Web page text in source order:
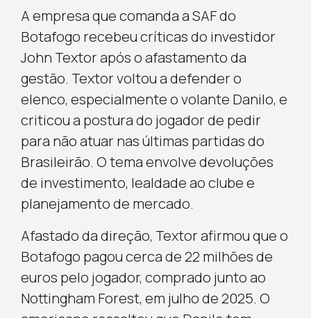
A empresa que comanda a SAF do
Botafogo recebeu críticas do investidor
John Textor após o afastamento da
gestão. Textor voltou a defender o
elenco, especialmente o volante Danilo, e
criticou a postura do jogador de pedir
para não atuar nas últimas partidas do
Brasileirão. O tema envolve devoluções
de investimento, lealdade ao clube e
planejamento de mercado.
Afastado da direção, Textor afirmou que o
Botafogo pagou cerca de 22 milhões de
euros pelo jogador, comprado junto ao
Nottingham Forest, em julho de 2025. O